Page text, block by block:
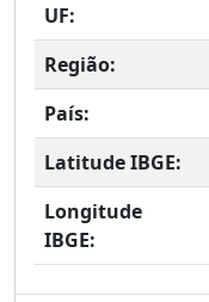
UF:
Região:
País:
Latitude IBGE:
Longitude
IBGE: